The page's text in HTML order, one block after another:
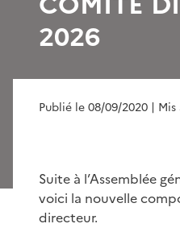
2026
Publié le 08/09/2020 |
Suite à l’Assemblée
voici la nouvelle
directeur.